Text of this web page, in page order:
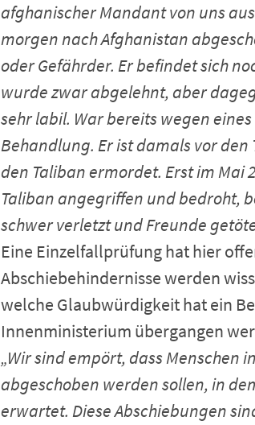
afghanischer Mandant von uns
morgen nach Afghanistan
oder Gefährder. Er befindet sich
wurde zwar abgelehnt, aber
sehr labil. War bereits wegen
Behandlung. Er ist damals vor
den Taliban ermordet. Erst im Mai
Taliban angegriffen und bedroht,
schwer verletzt und Freunde
Eine Einzelfallprüfung hat hier
Abschiebehindernisse werden
welche Glaubwürdigkeit hat ein
Innenministerium übergangen
„Wir sind empört, dass Menschen
abgeschoben werden sollen, in
erwartet. Diese Abschiebungen